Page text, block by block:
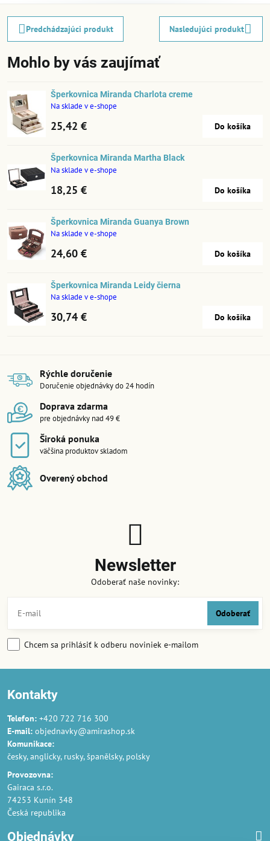
Predchádzajúci produkt Nasledujúci produkt
Mohlo by vás zaujímať
Šperkovnica Miranda Charlota creme
Na sklade v e-shope
25,42 € Do košíka
Šperkovnica Miranda Martha Black
Na sklade v e-shope
18,25 € Do košíka
Šperkovnica Miranda Guanya Brown
Na sklade v e-shope
24,60 € Do košíka
Šperkovnica Miranda Leidy čierna
Na sklade v e-shope
30,74 € Do košíka
Rýchle doručenie
Doručenie objednávky do 24 hodín
Doprava zdarma
pre objednávky nad 49 €
Široká ponuka
väčšina produktov skladom
Overený obchod
Newsletter
Odoberať naše novinky:
Odoberať
Chcem sa prihlásiť k odberu noviniek e-mailom
Kontakty
Telefon: +420 722 716 300
E-mail: objednavky@amirashop.sk
Komunikace:
česky, anglicky, rusky, španělsky, polsky
Provozovna:
Gairaca s.r.o.
74253 Kunín 348
Česká republika
Objednávky